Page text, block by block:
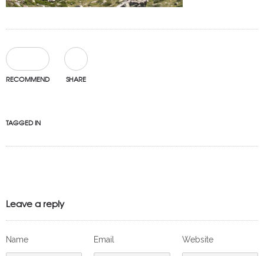
RECOMMEND SHARE
TAGGED IN
Leave a reply
Name Email Website